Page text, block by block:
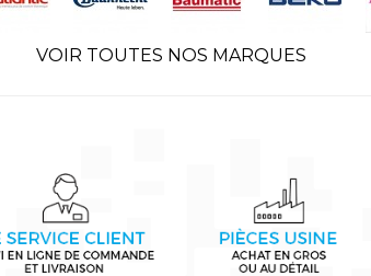
VOIR TOUTES NOS MARQUES